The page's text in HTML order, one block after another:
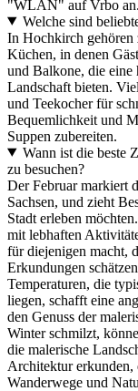
"WLAN" auf Vrbo an.
Welche sind
In Hochkirch gehören
Küchen, in denen
und Balkone, die eine
Landschaft bieten.
und Teekocher für
Bequemlichkeit und
Suppen zubereiten.
Wann ist die beste
zu besuchen?
Der Februar markiert
Sachsen, und zieht
Stadt erleben
mit lebhaften
für diejenigen macht,
Erkundungen
Temperaturen, die
liegen, schafft eine
den Genuss der
Winter schmilzt,
die malerische
Architektur erkunden,
Wanderwege und